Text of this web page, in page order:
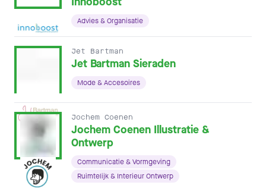
Advies & Organisatie
Jet Bartman
Jet Bartman Sieraden
Mode & Accesoires
Jochem Coenen
Jochem Coenen Illustratie &
Ontwerp
Communicatie & Vormgeving
Ruimtelijk & Interieur Ontwerp